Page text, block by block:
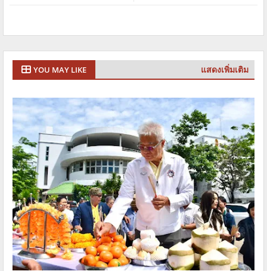
YOU MAY LIKE แสดงเพิ่มเติม